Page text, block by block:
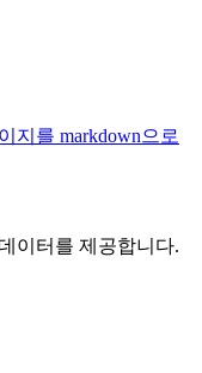
지를 markdown으로
이터를 제공합니다.